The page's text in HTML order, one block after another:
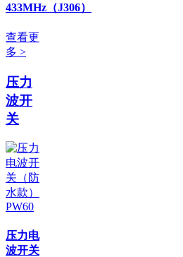
433MHz（J306）
查看更
多 >
压力
波开
关
压力电
波开关